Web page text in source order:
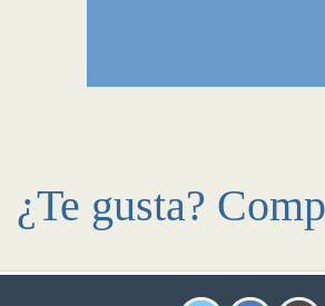
¿Te gusta?